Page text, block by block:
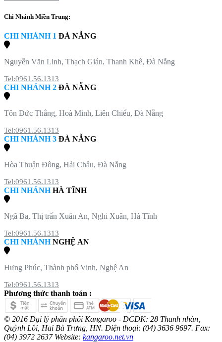
Chi Nhánh Miền Trung:
CHI NHÁNH 1 ĐÀ NẴNG
Nguyễn Văn Linh, Thạch Gián, Thanh Khê, Đà Nẵng
Tel:0961.56.1313
CHI NHÁNH 2 ĐÀ NẴNG
Tôn Đức Thắng, Hoà Minh, Liên Chiểu, Đà Nẵng
Tel:0961.56.1313
CHI NHÁNH 3 ĐÀ NẴNG
Hòa Thuận Đông, Hải Châu, Đà Nẵng
Tel:0961.56.1313
CHI NHÁNHHÀ TĨNH
Ngã Ba, Thị trấn Xuân An, Nghi Xuân, Hà Tĩnh
Tel:0961.56.1313
CHI NHÁNHNGHỆ AN
Hưng Phúc, Thành phố Vinh, Nghệ An
Tel:0961.56.1313
Phương thức thanh toán :
© 2016 Đại lý phân phối Kangaroo - ĐCĐK: 28 Thanh nhàn,
Quỳnh Lôi, Hai Bà Trưng, HN. Điện thoại: (04) 3636 9697. Fax:
(04) 3972 2637 Website: kangaroo.net.vn